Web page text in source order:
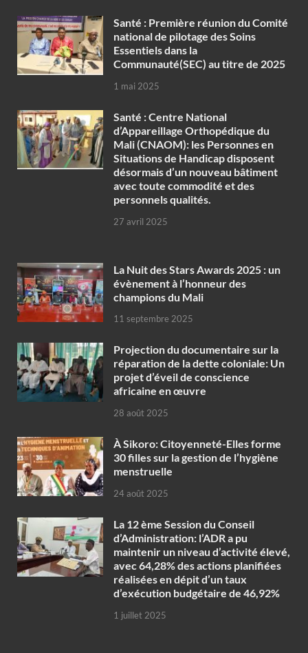
Santé : Première réunion du Comité
national de pilotage des Soins
Essentiels dans la
Communauté(SEC) au titre de 2025
1 mai 2025
Santé : Centre National
d’Appareillage Orthopédique du
Mali (CNAOM): les Personnes en
Situations de Handicap disposent
désormais d’un nouveau bâtiment
avec toute commodité et des
personnels qualités.
27 avril 2025
‎La Nuit des Stars Awards 2025 : un
évènement à l’honneur des
champions du Mali
11 septembre 2025
Projection du documentaire sur la
réparation de la dette coloniale: Un
projet d’éveil de conscience
africaine en œuvre‎
28 août 2025
À Sikoro: Citoyenneté-Elles forme
30 filles sur la gestion de l’hygiène
menstruelle
24 août 2025
La 12 ème Session du Conseil
d’Administration: l’ADR a pu
maintenir un niveau d’activité élevé,
avec 64,28% des actions planifiées
réalisées en dépit d’un taux
d’exécution budgétaire de 46,92%
1 juillet 2025